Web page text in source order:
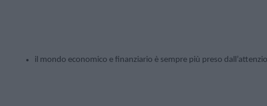
il mondo economico e finanziario è sempre più preso